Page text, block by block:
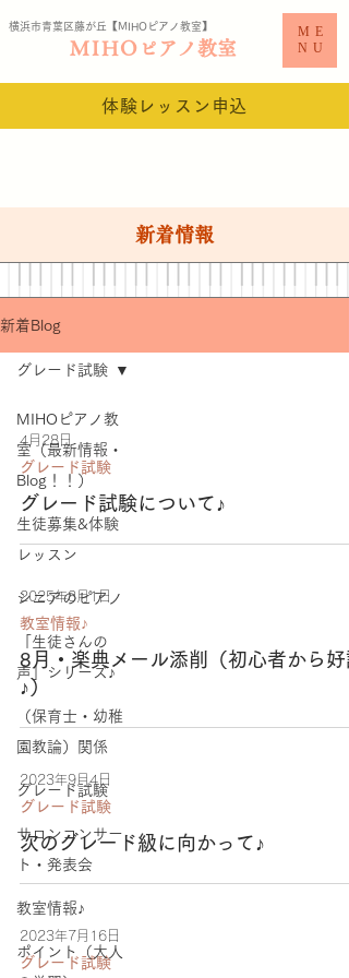
横浜市青葉区藤が丘【MIHO ピアノ教室​】
MIHO ピアノ教室
ME
NU
体験レッスン申込
新着情報
新着Blog
MIHOピアノ教
室（最新情報・
Blog！！）
生徒募集&体験
レッスン
シニアのピアノ
「生徒さんの
声」シリーズ♪
（保育士・幼稚
園教論）関係
グレード試験
サロンコンサー
ト・発表会
教室情報♪
ポイント（大人
グレード試験
4月28日
グレード試験
グレード試験について♪
2025年8月1日
教室情報♪
8月・楽典メール添削（初心者から好
♪）
2023年9月4日
グレード試験
次のグレード級に向かって♪
2023年7月16日
グレード試験